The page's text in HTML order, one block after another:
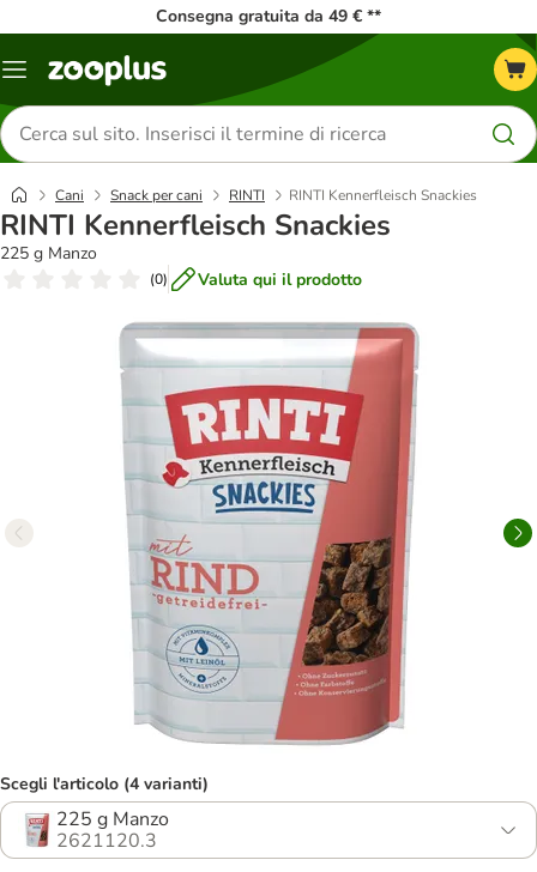
Consegna gratuita da 49 € **
Overview
Cerca
prodotti
Cani Snack per cani RINTI RINTI Kennerfleisch Snackies
RINTI Kennerfleisch Snackies
225 g Manzo
(0) Valuta qui il prodotto
Scegli l'articolo (4 varianti)
225 g Manzo
2621120.3